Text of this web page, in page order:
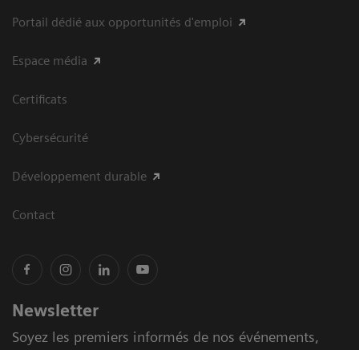
Portail dédié aux opportunités d'emploi
Espace média
Certificats
Cybersécurité
Développement durable
Contact
Newsletter
Soyez les premiers informés de nos événements,